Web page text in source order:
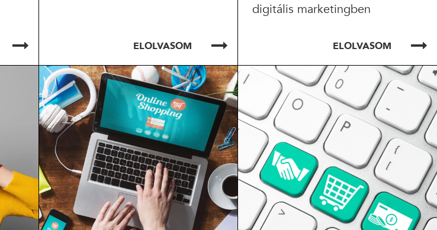
ELOLVASOM
digitális marketingben
ELOLVASOM
ELOLVASOM ELOLVASOM